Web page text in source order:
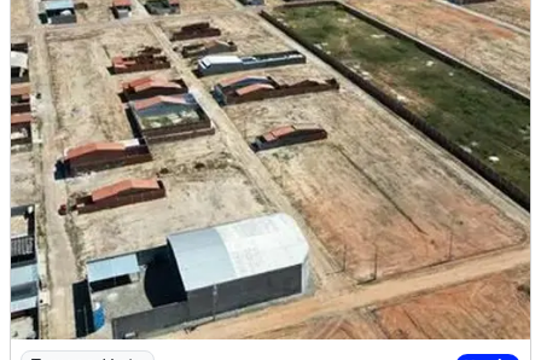
Imagem: Loteamento Boa Vista Pronto para Construir